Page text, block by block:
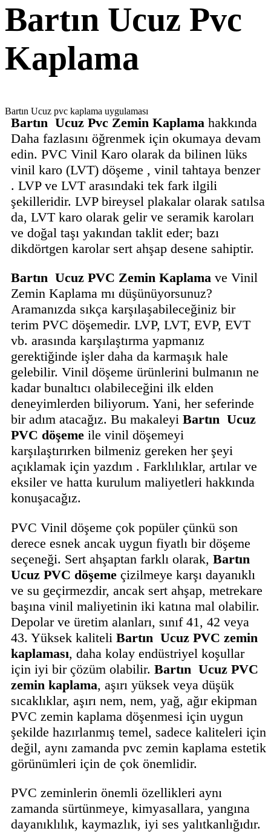
Bartın Ucuz Pvc
Kaplama
Bartın Ucuz pvc kaplama uygulaması
Bartın Ucuz Pvc Zemin Kaplama hakkında
Daha fazlasını öğrenmek için okumaya devam
edin. PVC Vinil Karo olarak da bilinen lüks
vinil karo (LVT) döşeme , vinil tahtaya benzer
. LVP ve LVT arasındaki tek fark ilgili
şekilleridir. LVP bireysel plakalar olarak satılsa
da, LVT karo olarak gelir ve seramik karoları
ve doğal taşı yakından taklit eder; bazı
dikdörtgen karolar sert ahşap desene sahiptir.
Bartın Ucuz PVC Zemin Kaplama ve Vinil
Zemin Kaplama mı düşünüyorsunuz?
Aramanızda sıkça karşılaşabileceğiniz bir
terim PVC döşemedir. LVP, LVT, EVP, EVT
vb. arasında karşılaştırma yapmanız
gerektiğinde işler daha da karmaşık hale
gelebilir. Vinil döşeme ürünlerini bulmanın ne
kadar bunaltıcı olabileceğini ilk elden
deneyimlerden biliyorum. Yani, her seferinde
bir adım atacağız. Bu makaleyi Bartın Ucuz
PVC döşeme ile vinil döşemeyi
karşılaştırırken bilmeniz gereken her şeyi
açıklamak için yazdım . Farklılıklar, artılar ve
eksiler ve hatta kurulum maliyetleri hakkında
konuşacağız.
PVC Vinil döşeme çok popüler çünkü son
derece esnek ancak uygun fiyatlı bir döşeme
seçeneği. Sert ahşaptan farklı olarak, Bartın
Ucuz PVC döşeme çizilmeye karşı dayanıklı
ve su geçirmezdir, ancak sert ahşap, metrekare
başına vinil maliyetinin iki katına mal olabilir.
Depolar ve üretim alanları, sınıf 41, 42 veya
43. Yüksek kaliteli Bartın Ucuz PVC zemin
kaplaması, daha kolay endüstriyel koşullar
için iyi bir çözüm olabilir. Bartın Ucuz PVC
zemin kaplama, aşırı yüksek veya düşük
sıcaklıklar, aşırı nem, nem, yağ, ağır ekipman
PVC zemin kaplama döşenmesi için uygun
şekilde hazırlanmış temel, sadece kaliteleri için
değil, aynı zamanda pvc zemin kaplama estetik
görünümleri için de çok önemlidir.
PVC zeminlerin önemli özellikleri aynı
zamanda sürtünmeye, kimyasallara, yangına
dayanıklılık, kaymazlık, iyi ses yalıtkanlığıdır.